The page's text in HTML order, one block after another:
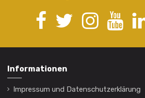
Informationen
Impressum und Datenschutzerklärung